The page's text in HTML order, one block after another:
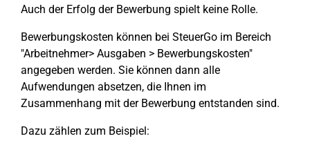
Auch der Erfolg der Bewerbung spielt keine Rolle.
Bewerbungskosten können bei SteuerGo im Bereich
"Arbeitnehmer> Ausgaben > Bewerbungskosten"
angegeben werden. Sie können dann alle
Aufwendungen absetzen, die Ihnen im
Zusammenhang mit der Bewerbung entstanden sind.
Dazu zählen zum Beispiel: